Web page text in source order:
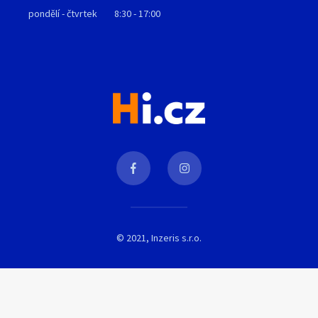
pondělí - čtvrtek 8:30 - 17:00
© 2021, Inzeris s.r.o.